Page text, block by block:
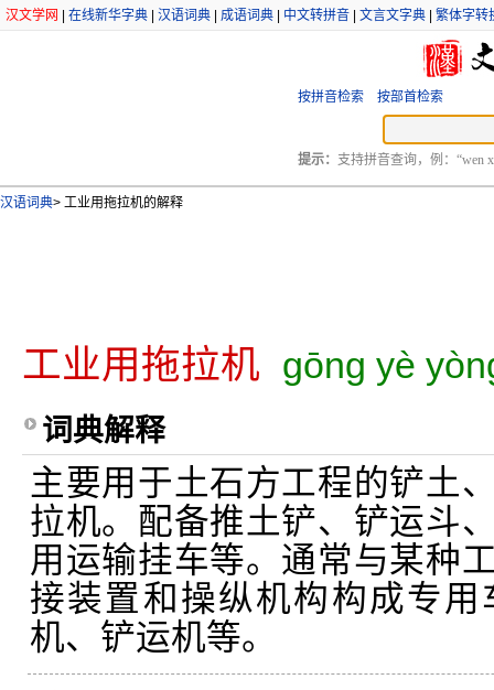
汉文学网 在线新华字典 汉语词典 成语词典 中文转拼音 文言文字典 繁体字转
按拼音检索 按部首检索
提示： 支持拼音查询，例：“wen
汉语词典> 工业用拖拉机的解释
工业用拖拉机 gōng yè
词典解释
主要用于土石方工程的铲土
拉机。配备推土铲、铲运斗
用运输挂车等。通常与某种
接装置和操纵机构构成专
机、铲运机等。